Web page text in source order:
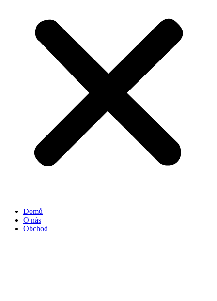
Domů
O nás
Obchod